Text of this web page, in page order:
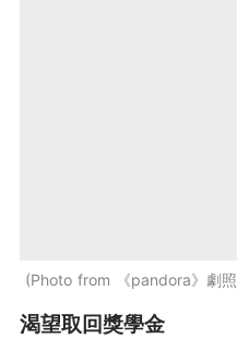
Photo from 《pandora》劇照
渴望取回獎學金